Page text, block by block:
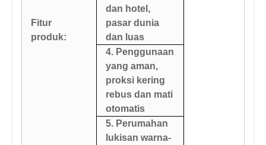
Fitur
produk:
dan hotel,
pasar dunia
dan luas
4. Penggunaan
yang aman,
proksi kering
rebus dan mati
otomatis
5. Perumahan
lukisan warna-